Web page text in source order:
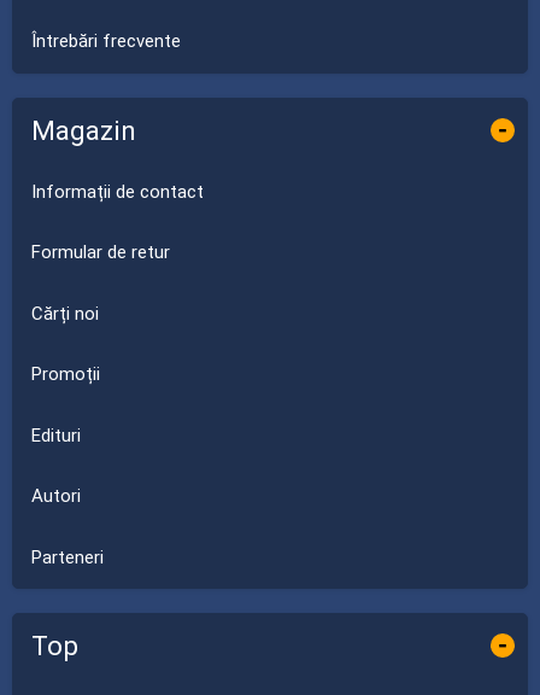
Întrebări frecvente
Magazin -
Informații de contact
Formular de retur
Cărți noi
Promoții
Edituri
Autori
Parteneri
Top -